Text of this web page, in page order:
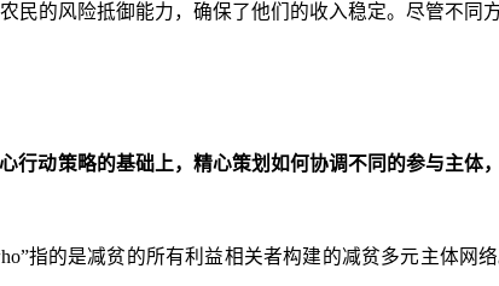
民的风险抵御能力，确保了他们的收入稳定。尽管不同
行动策略的基础上，精心策划如何协调不同的参与主
指的是减贫的所有利益相关者构建的减贫多元主体网